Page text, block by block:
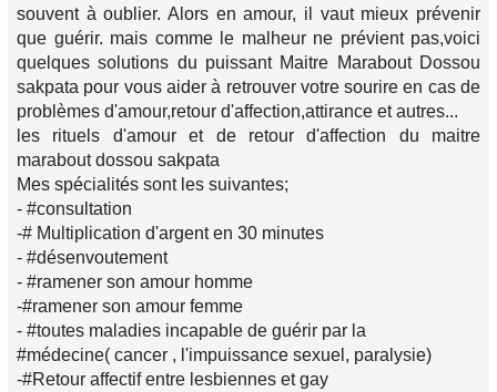
souvent à oublier. Alors en amour, il vaut mieux prévenir
que guérir. mais comme le malheur ne prévient pas,voici
quelques solutions du puissant Maitre Marabout Dossou
sakpata pour vous aider à retrouver votre sourire en cas de
problèmes d'amour,retour d'affection,attirance et autres...
les rituels d'amour et de retour d'affection du maitre
marabout dossou sakpata
Mes spécialités sont les suivantes;
- #consultation
-# Multiplication d'argent en 30 minutes
- #désenvoutement
- #ramener son amour homme
-#ramener son amour femme
- #toutes maladies incapable de guérir par la
#médecine( cancer , l'impuissance sexuel, paralysie)
-#Retour affectif entre lesbiennes et gay